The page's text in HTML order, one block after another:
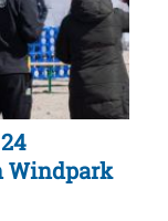
Windpark